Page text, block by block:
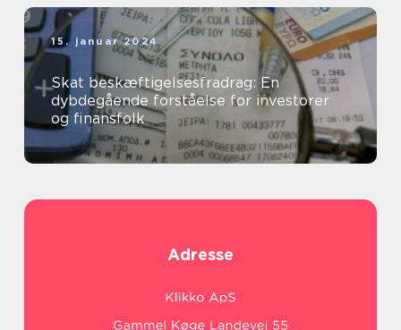
15. januar 2024
Skat beskæftigelsesfradrag: En
dybdegående forståelse for investorer
og finansfolk
Adresse